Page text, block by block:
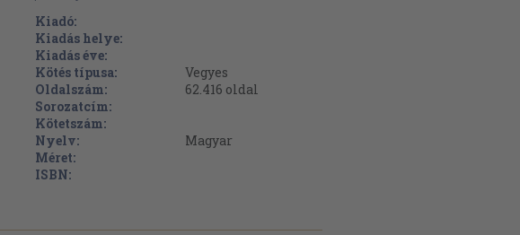
Kiadó:
Kiadás helye:
Kiadás éve:
Kötés típusa:
Vegyes
Oldalszám:
62.416 oldal
Sorozatcím:
Kötetszám:
Nyelv:
Magyar
Méret:
ISBN: